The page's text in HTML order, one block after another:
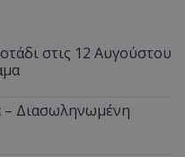
στις 12 Αυγούστου
– Διασωληνωμένη